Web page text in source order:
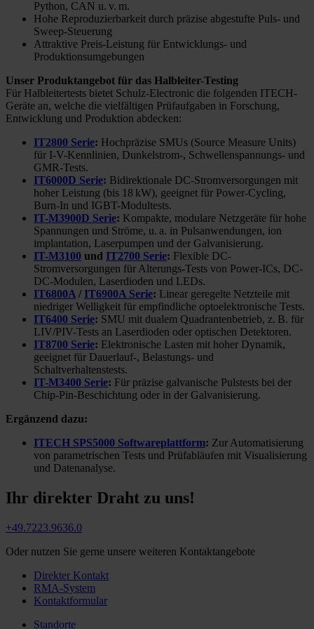
Python, CAN u. v. m.
Hohe Reproduzierbarkeit durch präzise abgestufte Puls- und
Sweep-Steuerung
Attraktive Preis-Leistung für Entwicklungs- und
Produktionsumgebungen
Unser Produktangebot für das Halbleiter-Testing
Für Halbleitertests bietet Schulz-Electronic die folgenden ITECH-
Geräte an, welche die vielfältigen Prüfaufgaben in Forschung,
Entwicklung und Produktion abdecken:
IT2800 Serie: Hochpräzise SMUs (Source Measure Units)
für I-V-Kennlinien, Dunkelstrom-, Schwellenspannungs- und
GMR-Tests.
IT6000D Serie: Bidirektionale DC-Stromversorgungen mit
hoher Leistung (bis 18 kW), geeignet für Power-Cycling,
Burn-In und IGBT-Modultests.
IT-M3900D Serie: Kompakte, modulare Netzgeräte für hohe
Spannungen und Ströme, u. a. in Pulsanwendungen, ion
implantation, Laserpumpen und der Galvanisierung.
IT-M3100 und IT2700 Serie: Flexible DC-
Stromversorgungen für Alterungs-Tests von Power-ICs, DC-
DC-Modulen, Laserdioden und LEDs.
IT6800A / IT6900A Serie: Linear geregelte Netzteile mit
niedriger Welligkeit für empfindliche optoelektronische Tests.
IT6400 Serie: SMU mit dualem Quadrantenbetrieb, z. B. für
LIV/PIV-Tests an Laserdioden oder optischen Detektoren.
IT8700 Serie: Elektronische Lasten mit hoher Dynamik,
geeignet für Dauerlauf-, Belastungs- und
Schaltverhaltenstests.
IT-M3400 Serie: Für präzise galvanische Pulstests bei der
Chip-Pin-Beschichtung oder in der Galvanisierung.
Ergänzend dazu:
ITECH SPS5000 Softwareplattform: Zur Automatisierung
von parametrischen Tests und Prüfabläufen mit Visualisierung
und Datenanalyse.
Ihr direkter Draht zu uns!
+49.7223.9636.0
Oder nutzen Sie gerne unsere weiteren Kontaktangebote
Direkter Kontakt
RMA-System
Kontaktformular
Standorte